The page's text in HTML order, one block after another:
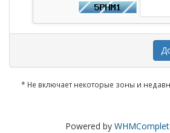
* Не включает некоторые зоны и
Powered by